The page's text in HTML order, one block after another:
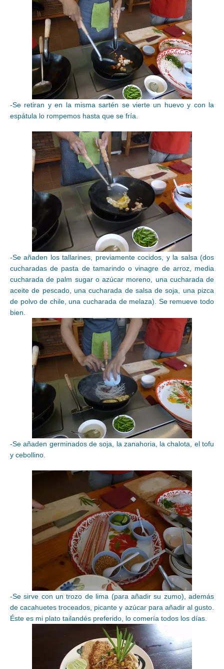
-Se retiran y en la misma sartén se vierte un huevo y con la
espátula lo rompemos hasta que se fría.
-Se añaden los tallarines, previamente cocidos, y la salsa (dos
cucharadas de pasta de tamarindo o vinagre de arroz, media
cucharada de palm sugar o azúcar moreno, una cucharada de
aceite de pescado, una cucharada de salsa de soja, una pizca
de polvo de chile, una cucharada de melaza). Se remueve todo
bien.
-Se añaden germinados de soja, la zanahoria, la chalota, el tofu
y cebollino.
-Se sirve con un trozo de lima (para añadir su zumo), además
de cacahuetes troceados, picante y azúcar para añadir al gusto.
Éste es mi plato tailandés preferido, lo comería todos los días.